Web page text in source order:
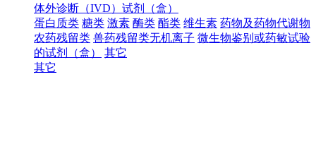
体外诊断（IVD）试剂（盒）
蛋白质类 糖类 激素 酶类 酯类 维生素 药物及药物代谢物
农药残留类 兽药残留类无机离子 微生物鉴别或药敏试验
的试剂（盒）
其它
其它